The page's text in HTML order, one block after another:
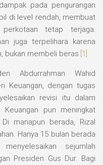
pada pengurangan
di level rendah, membuat
tetap terjaga.
juga terpelihara karena
bukan membeli beras. [1]
Abdurrahman Wahid
Keuangan, dengan tugas
revisi itu dalam
pun meningkat
manapun berada, Rizal
Hanya 15 bulan berada
sejumlah
Presiden Gus Dur. Bagi